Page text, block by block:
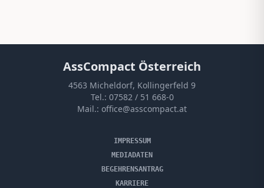
AssCompact Österreich
4563 Micheldorf, Kollingerfeld 9
Tel.: 07582 / 51 668-0
Mail.: office@asscompact.at
IMPRESSUM
MEDIADATEN
BEGEHRENSANTRAG
KARRIERE